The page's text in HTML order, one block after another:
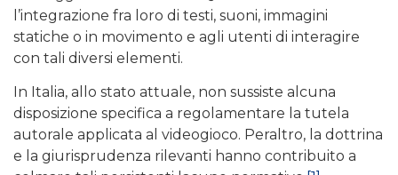
l’integrazione fra loro di testi, suoni, immagini
statiche o in movimento e agli utenti di interagire
con tali diversi elementi.
In Italia, allo stato attuale, non sussiste alcuna
disposizione specifica a regolamentare la tutela
autorale applicata al videogioco. Peraltro, la dottrina
e la giurisprudenza rilevanti hanno contribuito a